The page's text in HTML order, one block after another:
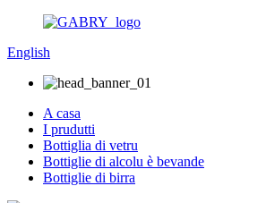
English
A casa
I prudutti
Bottiglia di vetru
Bottiglie di alcolu è bevande
Bottiglie di birra